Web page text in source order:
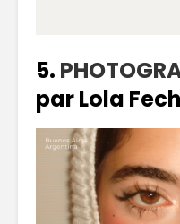
5.
par Lola